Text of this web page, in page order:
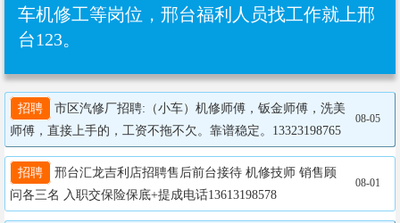
车机修工等岗位，邢台福利人员找工作就上邢
台123。
招聘
市区汽修厂招聘:（小车）机修师傅，钣金师傅，洗美
师傅，直接上手的，工资不拖不欠。靠谱稳定。13323198765
08-05
招聘
邢台汇龙吉利店招聘售后前台接待 机修技师 销售顾
问各三名 入职交保险保底+提成电话13613198578
08-01